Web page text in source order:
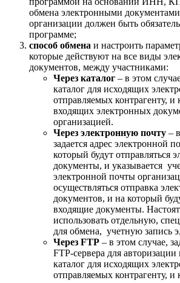
обмена электронными
организации должен быть
программе;
способ обмена и настроить
которые действуют на все виды
документов, между участниками:
Через каталог – в этом
каталог для исходящих
отправляемых контрагенту, и
входящих электронных
организацией.
Через электронную почту –
задается адрес электронной
который будут отправляться
документы, и указывается
электронной почты
осуществляться отправка
документов, и на который
входящие документы.
использовать отдельную,
для обмена, учетную запись
Через FTP – в этом случае,
FTP-сервера для
каталог для исходящих
отправляемых контрагенту, и